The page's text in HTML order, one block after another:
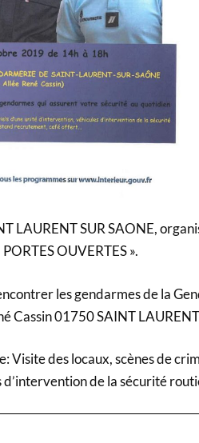
LAURENT SUR SAONE,
OUVERTES ».
les gendarmes de la
Cassin 01750 SAINT
Visite des locaux, scènes de
d’intervention de la sécurité